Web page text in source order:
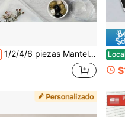
1/2/4/6 piezas Manteles individuales personalizados con foto diseñados para mesas de comedor, ideales para decoración de cocina y eventos como cumpleaños, Acción de Gracias, Navidad, Halloween, bodas y regalos de Año Nuevo